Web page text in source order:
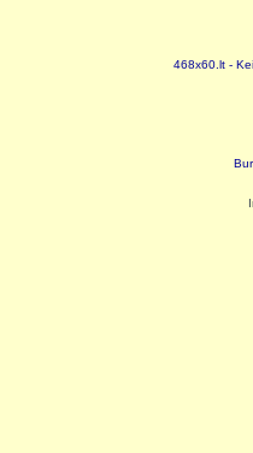
468x60.lt -